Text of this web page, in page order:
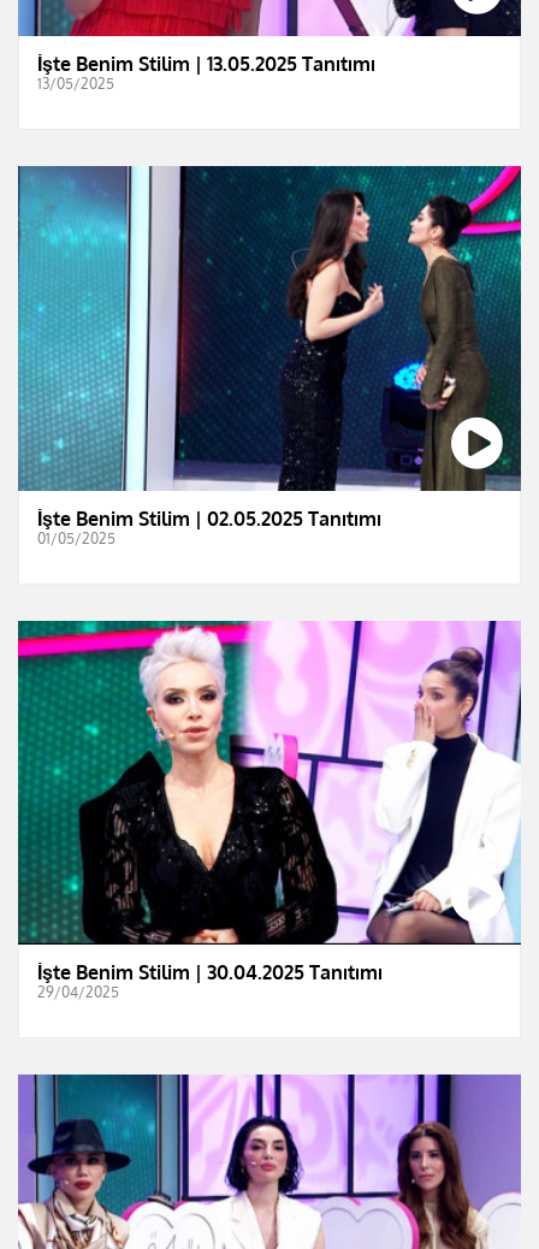
İşte Benim Stilim | 13.05.2025 Tanıtımı
13/05/2025
İşte Benim Stilim | 02.05.2025 Tanıtımı
01/05/2025
İşte Benim Stilim | 30.04.2025 Tanıtımı
29/04/2025